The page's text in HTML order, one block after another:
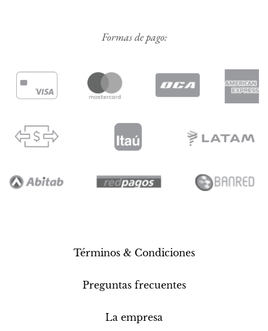
Formas de pago:
Términos & Condiciones
Preguntas frecuentes
La empresa